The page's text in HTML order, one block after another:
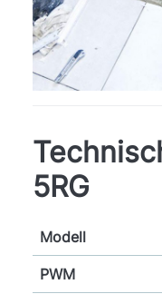
5RG
Modell
PWM